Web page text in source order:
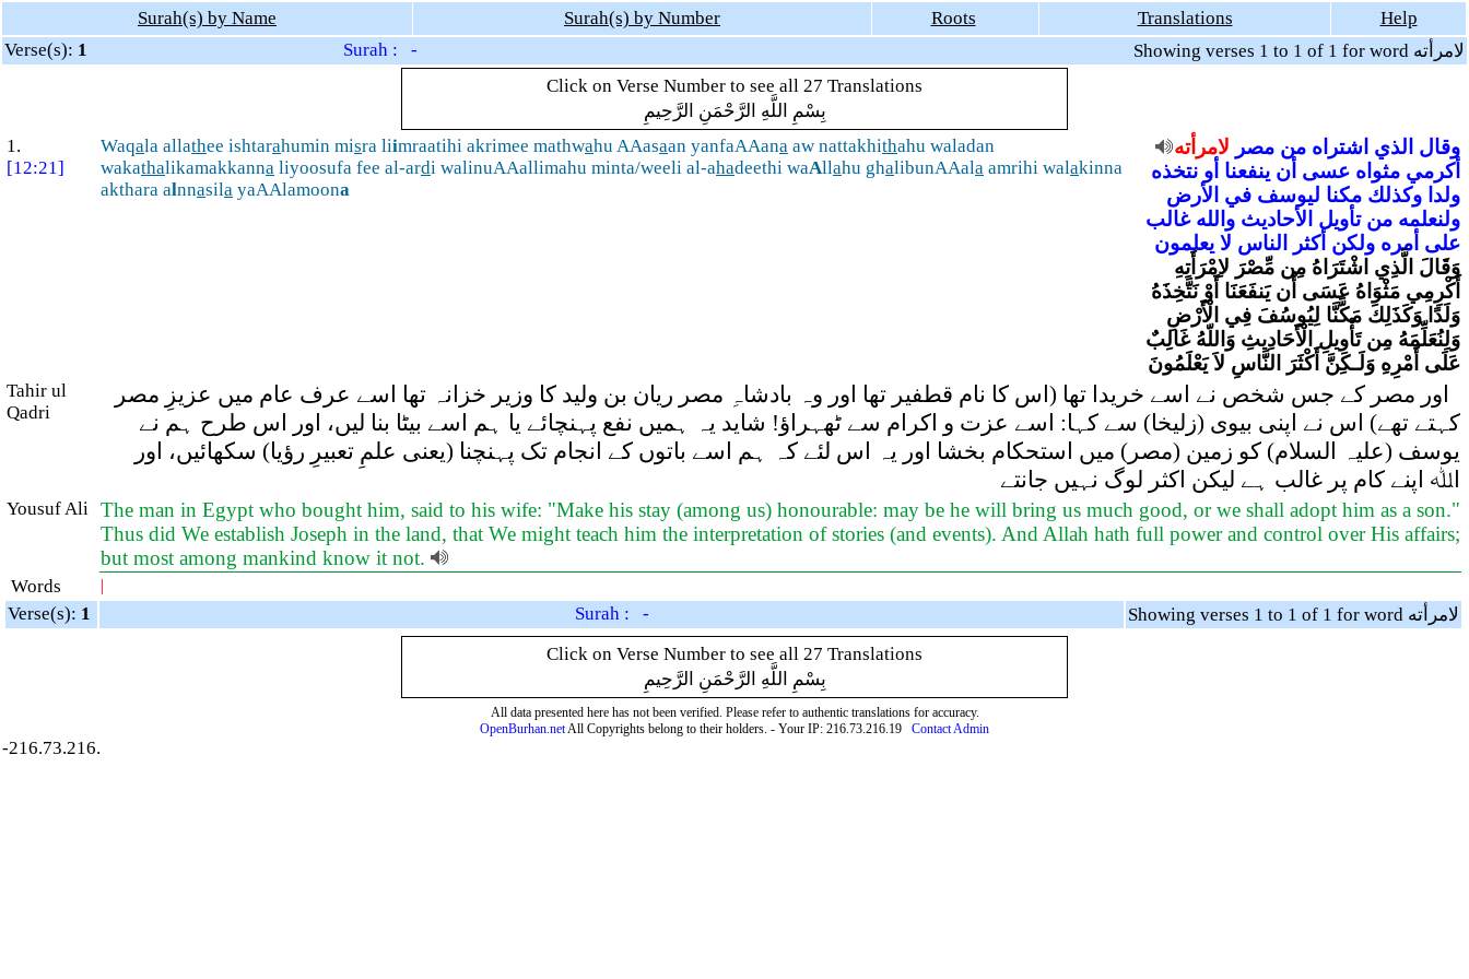
Surah(s) by Name Surah(s) by Number Roots Translations
Help
Verse(s): 1 Surah : -
Showing verses 1 to 1 of 1 for word لامرأته
Click on Verse Number to see all 27 Translations
بِسْمِ اللَّهِ الرَّحْمَنِ الرَّحِيمِ
1.
[12:21]
Waqala allathee ishtarahumin misra liimraatihi akrimee mathwahu AAasaan yanfaAAana aw nattakhithahu waladan
wakathalikamakkanna liyoosufa fee al-ardi walinuAAallimahu minta/weeli al-ahadeethi waAllahu ghalibunAAala amrihi walakinna
akthara alnnasila yaAAlamoona
وقال الذي اشتراه من مصر لامرأته
أكرمي مثواه عسى أن ينفعنا أو نتخذه
ولدا وكذلك مكنا ليوسف في الأرض
ولنعلمه من تأويل الأحاديث والله غالب
على أمره ولكن أكثر الناس لا يعلمون
وَقَالَ الَّذِي اشْتَرَاهُ مِن مِّصْرَ لاِمْرَأَتِهِ
أَكْرِمِي مَثْوَاهُ عَسَى أَن يَنفَعَنَا أَوْ نَتَّخِذَهُ
وَلَدًا وَكَذَلِكَ مَكَّنَّا لِيُوسُفَ فِي الْأَرْضِ
وَلِنُعَلِّمَهُ مِن تَأْوِيلِ الْأَحَادِيثِ وَاللّهُ غَالِبٌ
عَلَى أَمْرِهِ وَلَـكِنَّ أَكْثَرَ النَّاسِ لاَ يَعْلَمُونَ
Tahir ul
Qadri
اور مصر کے جس شخص نے اسے خریدا تھا (اس کا نام قطفیر تھا اور وہ بادشاہِ مصر ریان بن ولید کا وزیر خزانہ تھا اسے عرف عام میں عزیزِ مصر
کہتے تھے) اس نے اپنی بیوی (زلیخا) سے کہا: اسے عزت و اکرام سے ٹھہراؤ! شاید یہ ہمیں نفع پہنچائے یا ہم اسے بیٹا بنا لیں، اور اس طرح ہم نے
یوسف (علیہ السلام) کو زمین (مصر) میں استحکام بخشا اور یہ اس لئے کہ ہم اسے باتوں کے انجام تک پہنچنا (یعنی علمِ تعبیرِ رؤیا) سکھائیں، اور
اﷲ اپنے کام پر غالب ہے لیکن اکثر لوگ نہیں جانتے
Yousuf Ali The man in Egypt who bought him, said to his wife: "Make his stay (among us) honourable: may be he will bring us much good, or we shall adopt him as a son."
Thus did We establish Joseph in the land, that We might teach him the interpretation of stories (and events). And Allah hath full power and control over His affairs;
but most among mankind know it not.
Words |
Verse(s): 1 Surah : -
Showing verses 1 to 1 of 1 for word لامرأته
Click on Verse Number to see all 27 Translations
بِسْمِ اللَّهِ الرَّحْمَنِ الرَّحِيمِ
All data presented here has not been verified. Please refer to authentic translations for accuracy.
OpenBurhan.netAll Copyrights belong to their holders. - Your IP: 216.73.216.19 Contact Admin
-216.73.216.